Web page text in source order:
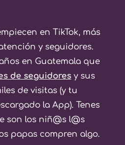
en TikTok, más
y seguidores.
en Guatemala que
de seguidoresy sus
de visitas (y tu
la App). Tenes
son los niñ@s l@s
papas compren algo.